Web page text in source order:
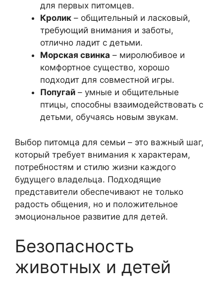
для первых питомцев.
Кролик – общительный и ласковый,
требующий внимания и заботы,
отлично ладит с детьми.
Морская свинка – миролюбивое и
комфортное существо, хорошо
подходит для совместной игры.
Попугай – умные и общительные
птицы, способны взаимодействовать с
детьми, обучаясь новым звукам.
Выбор питомца для семьи – это важный шаг,
который требует внимания к характерам,
потребностям и стилю жизни каждого
будущего владельца. Подходящие
представители обеспечивают не только
радость общения, но и положительное
эмоциональное развитие для детей.
Безопасность
животных и детей